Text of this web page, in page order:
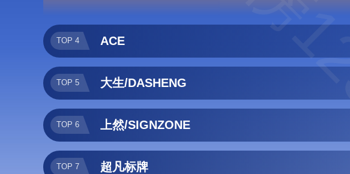
TOP 4 ACE
TOP 5 大生/DASHENG
TOP 6 上然/SIGNZONE
TOP 7 超凡标牌